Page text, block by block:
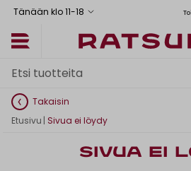
Tänään klo 11-18
Takaisin
Etusivu | Sivua ei löydy
Sivua ei